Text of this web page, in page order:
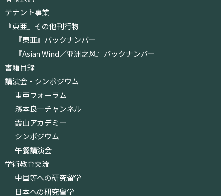
テナント事業
『東亜』その他刊行物
『東亜』バックナンバー
『Asian Wind／亚洲之风』バックナンバー
書籍目録
講演会・シンポジウム
東亜フォーラム
濱本良一チャンネル
霞山アカデミー
シンポジウム
午餐講演会
学術教育交流
中国等への研究留学
日本への研究留学